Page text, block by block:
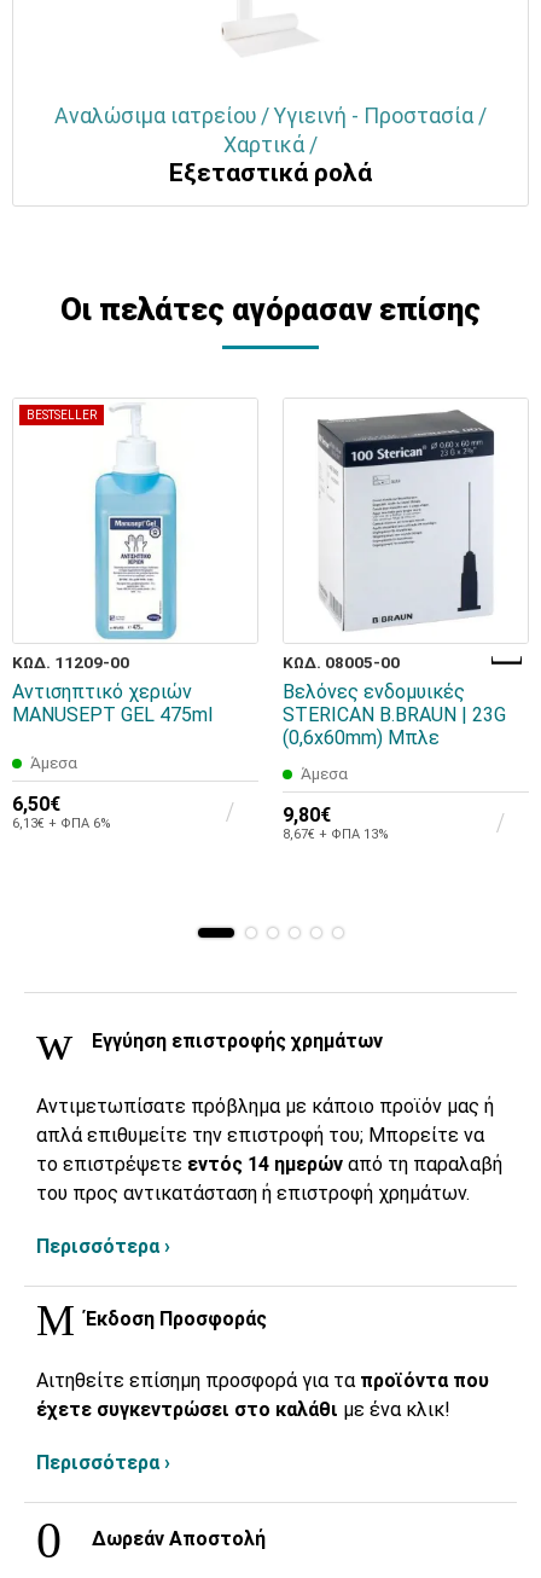
Αναλώσιμα ιατρείου / Υγιεινή - Προστασία /
Χαρτικά /
Εξεταστικά ρολά
Οι πελάτες αγόρασαν επίσης
BESTSELLER
ΚΩΔ. 11209-00
Αντισηπτικό χεριών
MANUSEPT GEL 475ml
Άμεσα
6,50€
6,13€ + ΦΠΑ 6%
ΚΩΔ. 08005-00
Βελόνες ενδομυικές
STERICAN B.BRAUN | 23G
(0,6x60mm) Μπλε
Άμεσα
9,80€
8,67€ + ΦΠΑ 13%
Εγγύηση επιστροφής χρημάτων
Αντιμετωπίσατε πρόβλημα με κάποιο προϊόν μας ή
απλά επιθυμείτε την επιστροφή του; Μπορείτε να
το επιστρέψετε εντός 14 ημερών από τη παραλαβή
του προς αντικατάσταση ή επιστροφή χρημάτων.
Περισσότερα ›
Έκδοση Προσφοράς
Αιτηθείτε επίσημη προσφορά για τα προϊόντα που
έχετε συγκεντρώσει στο καλάθι με ένα κλικ!
Περισσότερα ›
Δωρεάν Αποστολή